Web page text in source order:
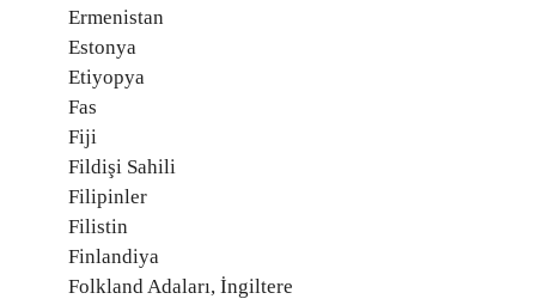
Ermenistan
Estonya
Etiyopya
Fas
Fiji
Fildişi Sahili
Filipinler
Filistin
Finlandiya
Folkland Adaları, İngiltere